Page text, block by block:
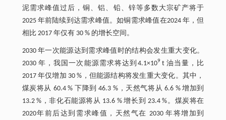
泥需求峰值过后，铜、铝、铅、锌等多数大宗矿产将于
2025 年前陆续到达需求峰值。如铜需求峰值在2024 年，但
相比 2017 年仅有 30 % 的增长空间。
2030 年一次能源达到需求峰值时的结构会发生重大变化。
2030 年，我国一次能源需求将达到4.1×109 t 油当量，比
2017 年仅增加 30 %，但能源结构将发生重大变化。其中，
煤炭将从 60.4 % 下降到 46.3 %，天然气将从 6.6 % 增加到
13.2 %，非化石能源将从 13.6 % 增长到 23.4 %。煤炭将在
2020年前后达到需求峰值，天然气在 2030 年将增加到